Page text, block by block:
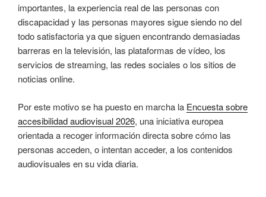
importantes, la experiencia real de las personas con
discapacidad y las personas mayores sigue siendo no del
todo satisfactoria ya que siguen encontrando demasiadas
barreras en la televisión, las plataformas de vídeo, los
servicios de streaming, las redes sociales o los sitios de
noticias online.
Por este motivo se ha puesto en marcha la Encuesta sobre
accesibilidad audiovisual 2026, una iniciativa europea
orientada a recoger información directa sobre cómo las
personas acceden, o intentan acceder, a los contenidos
audiovisuales en su vida diaria.